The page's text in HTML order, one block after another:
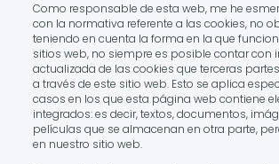
Como responsable de esta web, me he
con la normativa referente a las cookies, no
teniendo en cuenta la forma en la que
sitios web, no siempre es posible contar con
actualizada de las cookies que terceras
a través de este sitio web. Esto se aplica
casos en los que esta página web contiene
integrados: es decir, textos, documentos,
películas que se almacenan en otra parte,
en nuestro sitio web.